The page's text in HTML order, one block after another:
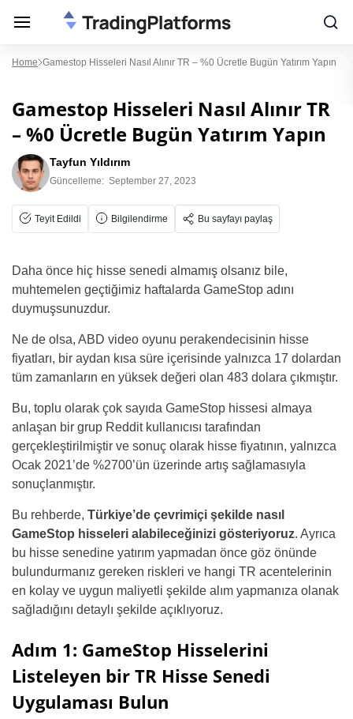
Home Gamestop Hisseleri Nasıl Alınır TR – %0 Ücretle Bugün Yatırım Yapın
Gamestop Hisseleri Nasıl Alınır TR
– %0 Ücretle Bugün Yatırım Yapın
Tayfun Yıldırım
Güncelleme: September 27, 2023
Teyit Edildi Bilgilendirme Bu sayfayı paylaş
Daha önce hiç hisse senedi almamış olsanız bile,
muhtemelen geçtiğimiz haftalarda GameStop adını
duymuşsunuzdur.
Ne de olsa, ABD video oyunu perakendecisinin hisse
fiyatları, bir aydan kısa süre içerisinde yalnızca 17 dolardan
tüm zamanların en yüksek değeri olan 483 dolara çıkmıştır.
Bu, toplu olarak çok sayıda GameStop hissesi almaya
anlaşan bir grup Reddit kullanıcısı tarafından
gerçekleştirilmiştir ve sonuç olarak hisse fiyatının, yalnızca
Ocak 2021’de %2700’ün üzerinde artış sağlamasıyla
sonuçlanmıştır.
Bu rehberde, Türkiye’de çevrimiçi şekilde nasıl
GameStop hisseleri alabileceğinizi gösteriyoruz. Ayrıca
bu hisse senedine yatırım yapmadan önce göz önünde
bulundurmanız gereken riskleri ve hangi TR acentelerinin
en kolay ve uygun maliyetli şekilde alım yapmanıza olanak
sağladığını detaylı şekilde açıklıyoruz.
Adım 1: GameStop Hisselerini
Listeleyen bir TR Hisse Senedi
Uygulaması Bulun